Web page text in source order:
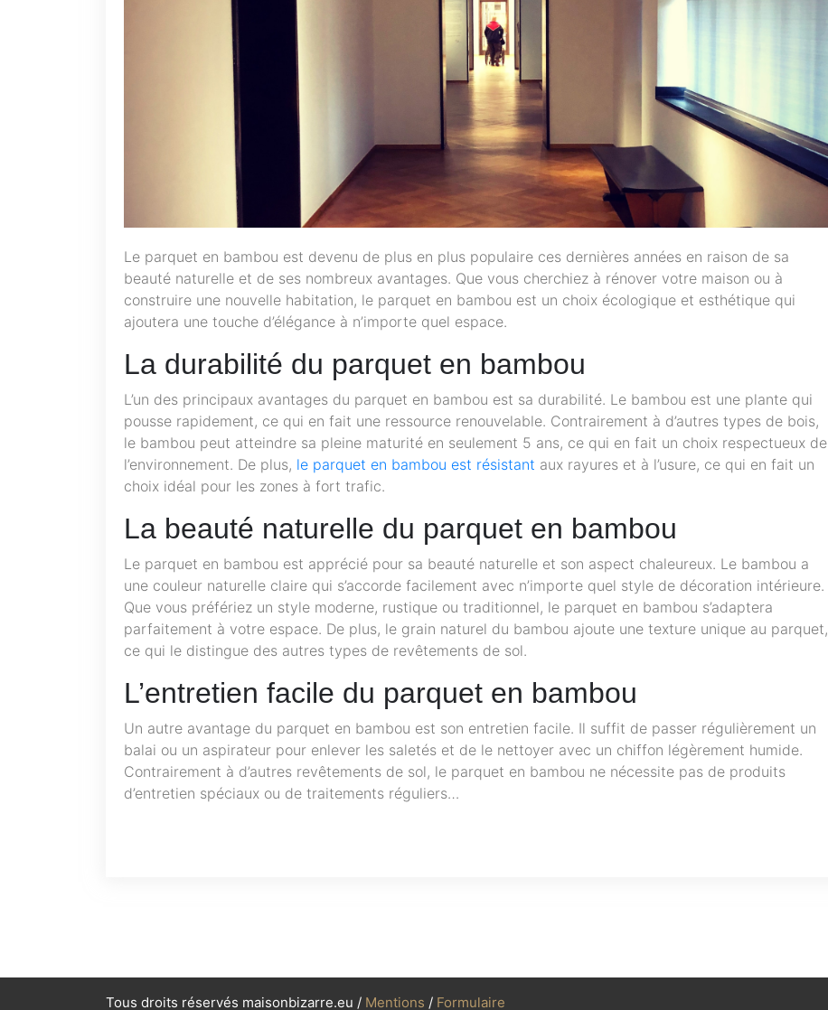
Le parquet en bambou est devenu de plus en plus populaire ces dernières années en raison de sa
beauté naturelle et de ses nombreux avantages. Que vous cherchiez à rénover votre maison ou à
construire une nouvelle habitation, le parquet en bambou est un choix écologique et esthétique qui
ajoutera une touche d’élégance à n’importe quel espace.
La durabilité du parquet en bambou
L’un des principaux avantages du parquet en bambou est sa durabilité. Le bambou est une plante qui
pousse rapidement, ce qui en fait une ressource renouvelable. Contrairement à d’autres types de bois,
le bambou peut atteindre sa pleine maturité en seulement 5 ans, ce qui en fait un choix respectueux de
l’environnement. De plus, le parquet en bambou est résistant aux rayures et à l’usure, ce qui en fait un
choix idéal pour les zones à fort trafic.
La beauté naturelle du parquet en bambou
Le parquet en bambou est apprécié pour sa beauté naturelle et son aspect chaleureux. Le bambou a
une couleur naturelle claire qui s’accorde facilement avec n’importe quel style de décoration intérieure.
Que vous préfériez un style moderne, rustique ou traditionnel, le parquet en bambou s’adaptera
parfaitement à votre espace. De plus, le grain naturel du bambou ajoute une texture unique au parquet,
ce qui le distingue des autres types de revêtements de sol.
L’entretien facile du parquet en bambou
Un autre avantage du parquet en bambou est son entretien facile. Il suffit de passer régulièrement un
balai ou un aspirateur pour enlever les saletés et de le nettoyer avec un chiffon légèrement humide.
Contrairement à d’autres revêtements de sol, le parquet en bambou ne nécessite pas de produits
d’entretien spéciaux ou de traitements réguliers…
Tous droits réservés maisonbizarre.eu / Mentions / Formulaire